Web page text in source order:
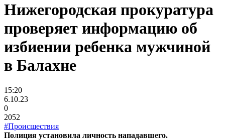
Нижегородская прокуратура
проверяет информацию об
избиении ребенка мужчиной
в Балахне
15:20
6.10.23
0
2052
#Происшествия
Полиция установила личность нападавшего.